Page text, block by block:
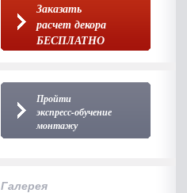
Заказать
расчет декора
БЕСПЛАТНО
Пройти
экспресс-обучение
монтажу
Галерея